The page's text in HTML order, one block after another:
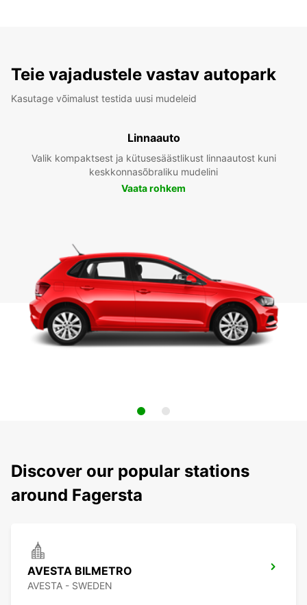
Teie vajadustele vastav autopark
Kasutage võimalust testida uusi mudeleid
Linnaauto
Valik kompaktsest ja kütusesäästlikust linnaautost kuni
keskkonnasõbraliku mudelini
Vaata rohkem
Discover our popular stations
around Fagersta
AVESTA BILMETRO
AVESTA - SWEDEN